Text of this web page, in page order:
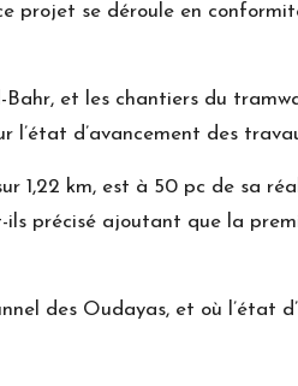
projet se déroule en
et les chantiers du
l’état d’avancement des
1,22 km, est à 50 pc de sa
précisé ajoutant que la
des Oudayas, et où l’état